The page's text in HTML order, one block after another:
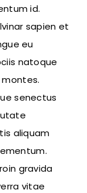
id.
sapien et
eu
natoque
senectus
aliquam
gravida
vitae